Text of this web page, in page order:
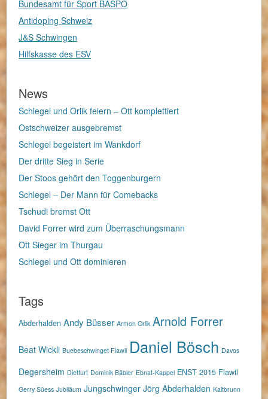
Bundesamt für Sport BASPO
Antidoping Schweiz
J&S Schwingen
Hilfskasse des ESV
News
Schlegel und Orlik feiern – Ott komplettiert
Ostschweizer ausgebremst
Schlegel begeistert im Wankdorf
Der dritte Sieg in Serie
Der Stoos gehört den Toggenburgern
Schlegel – Der Mann für Comebacks
Tschudi bremst Ott
David Forrer wird zum Überraschungsmann
Ott Sieger im Thurgau
Schlegel und Ott dominieren
Tags
Abderhalden Andy Büsser Armon Orlik Arnold Forrer
Beat Wickli Buebeschwinget Flawil Daniel Bösch Davos
Degersheim Dietfurt Dominik Bäbler Ebnat-Kappel ENST 2015 Flawil
Gerry Süess Jubiläum Jungschwinger Jörg Abderhalden Kaltbrunn